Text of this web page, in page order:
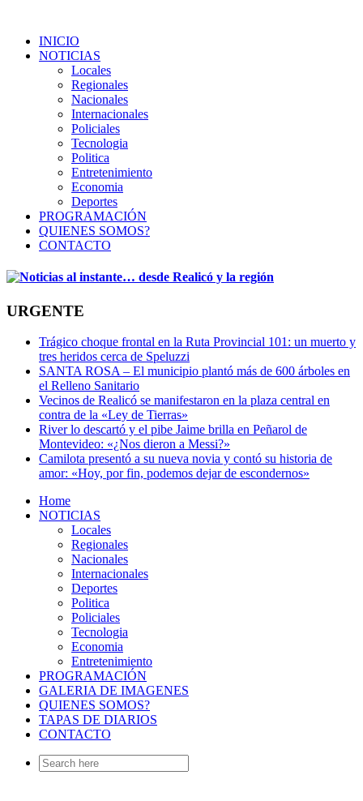
INICIO
NOTICIAS
Locales
Regionales
Nacionales
Internacionales
Policiales
Tecnologia
Politica
Entretenimiento
Economia
Deportes
PROGRAMACIÓN
QUIENES SOMOS?
CONTACTO
URGENTE
Trágico choque frontal en la Ruta Provincial 101: un muerto y
tres heridos cerca de Speluzzi
SANTA ROSA – El municipio plantó más de 600 árboles en
el Relleno Sanitario
Vecinos de Realicó se manifestaron en la plaza central en
contra de la «Ley de Tierras»
River lo descartó y el pibe Jaime brilla en Peñarol de
Montevideo: «¿Nos dieron a Messi?»
Camilota presentó a su nueva novia y contó su historia de
amor: «Hoy, por fin, podemos dejar de escondernos»
Home
NOTICIAS
Locales
Regionales
Nacionales
Internacionales
Deportes
Politica
Policiales
Tecnologia
Economia
Entretenimiento
PROGRAMACIÓN
GALERIA DE IMAGENES
QUIENES SOMOS?
TAPAS DE DIARIOS
CONTACTO
Search
for: